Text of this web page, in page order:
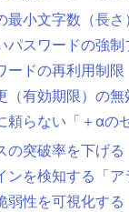
最小文字数（長さ
パスワードの強制
ードの再利用制限
（有効期限）の無
頼らない「＋αの
の突破率を下げ
ンを検知する「
弱性を可視化す